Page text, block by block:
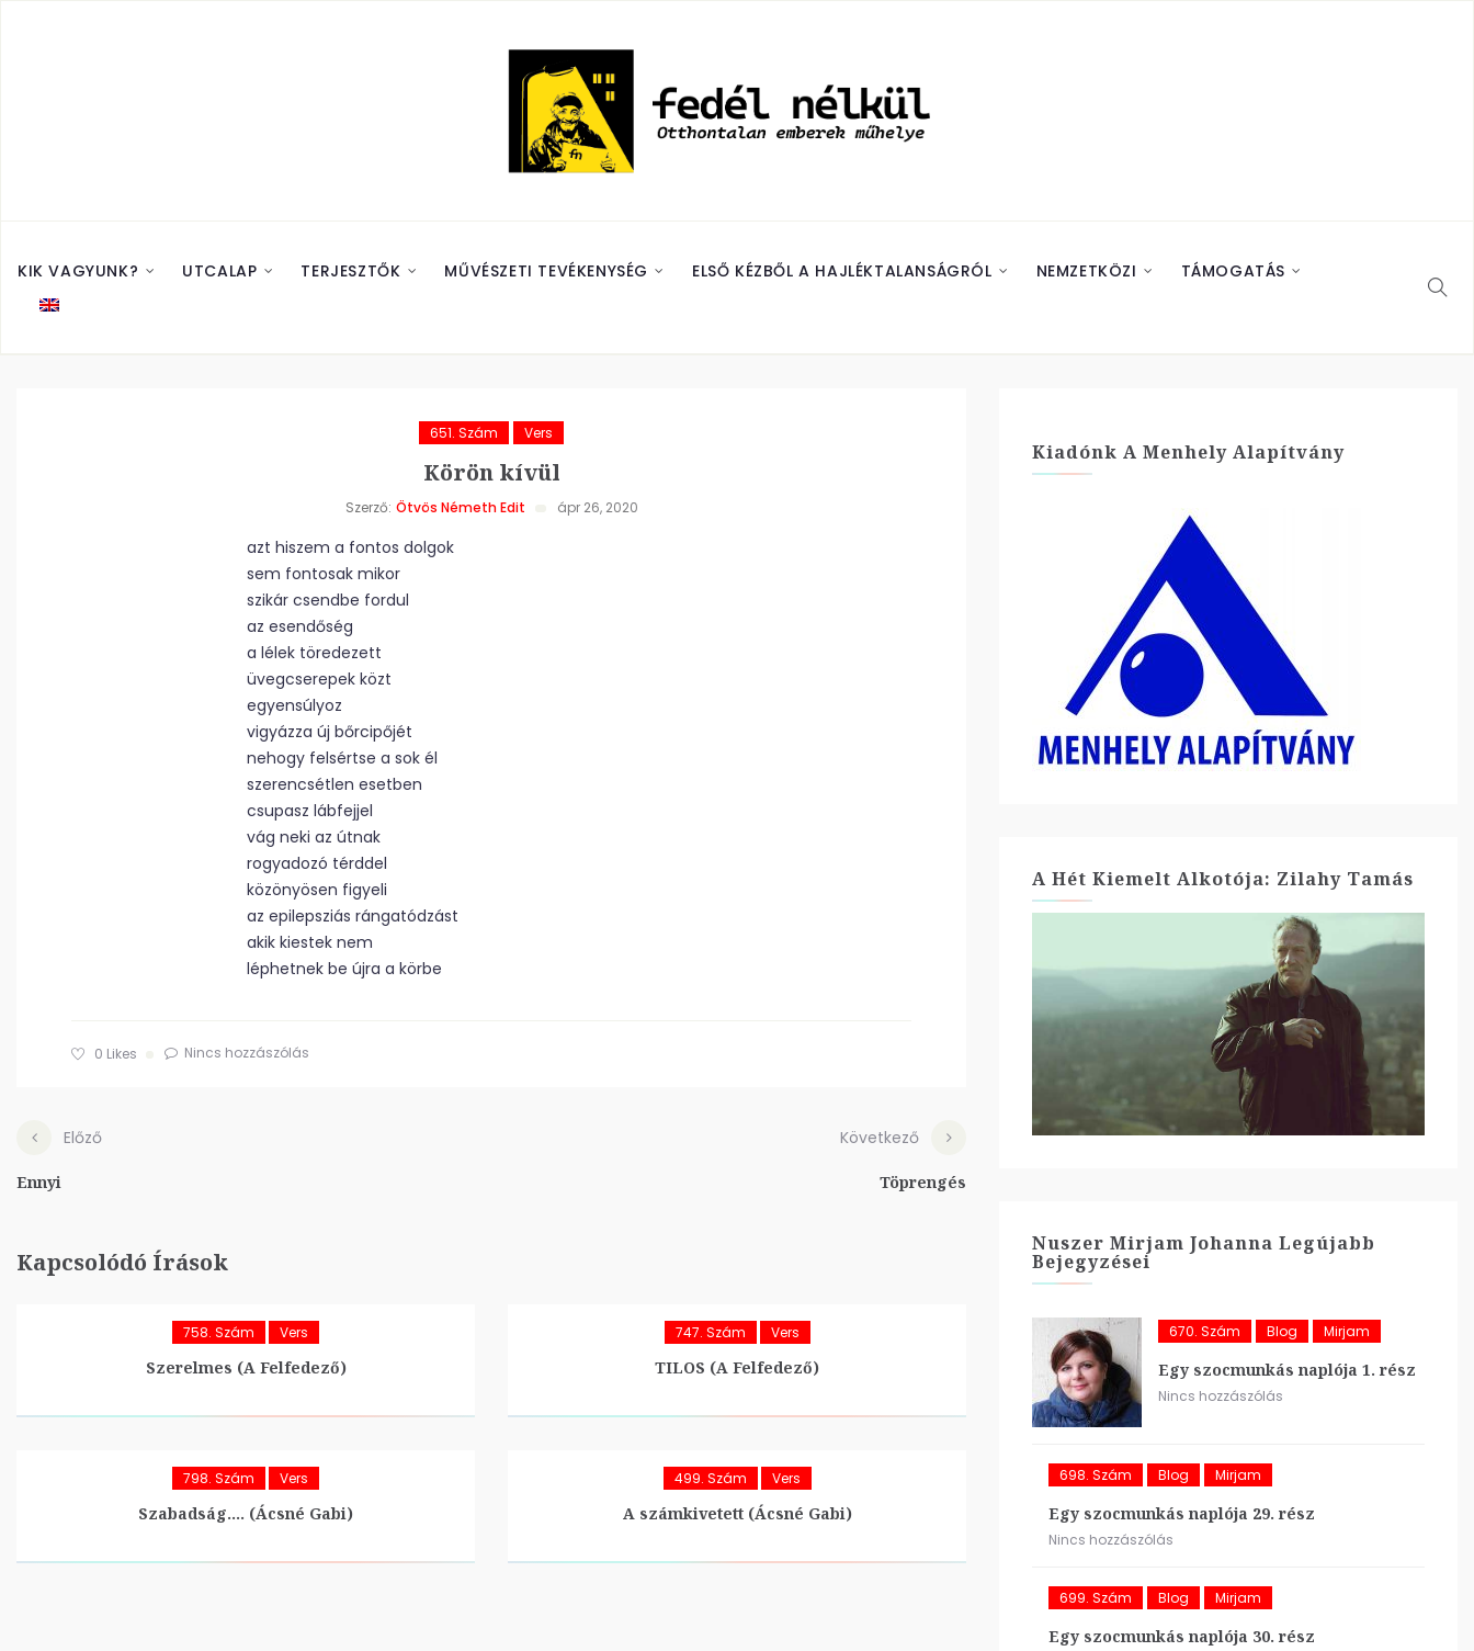
KIK VAGYUNK? UTCALAP TERJESZTŐK MŰVÉSZETI TEVÉKENYSÉG ELSŐ KÉZBŐL A HAJLÉKTALANSÁGRÓL NEMZETKÖZI TÁMOGATÁS
651. Szám Vers
Körön kívül
Szerző: Ötvös Németh Edit ápr 26, 2020
azt hiszem a fontos dolgok
sem fontosak mikor
szikár csendbe fordul
az esendőség
a lélek töredezett
üvegcserepek közt
egyensúlyoz
vigyázza új bőrcipőjét
nehogy felsértse a sok él
szerencsétlen esetben
csupasz lábfejjel
vág neki az útnak
rogyadozó térddel
közönyösen figyeli
az epilepsziás rángatódzást
akik kiestek nem
léphetnek be újra a körbe
0 Likes Nincs hozzászólás
Előző
Ennyi
Következő
Töprengés
Kapcsolódó Írások
758. Szám Vers
Szerelmes (A Felfedező)
747. Szám Vers
TILOS (A Felfedező)
798. Szám Vers
Szabadság…. (Ácsné Gabi)
499. Szám Vers
A számkivetett (Ácsné Gabi)
Kiadónk A Menhely Alapítvány
A Hét Kiemelt Alkotója: Zilahy Tamás
Nuszer Mirjam Johanna Legújabb
Bejegyzései
670. Szám Blog Mirjam
Egy szocmunkás naplója 1. rész
Nincs hozzászólás
698. Szám Blog Mirjam
Egy szocmunkás naplója 29. rész
Nincs hozzászólás
699. Szám Blog Mirjam
Egy szocmunkás naplója 30. rész